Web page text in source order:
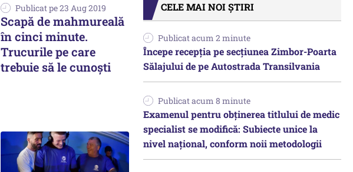
Publicat pe 23 Aug 2019
Scapă de mahmureală
în cinci minute.
Trucurile pe care
trebuie să le cunoşti
CELE MAI NOI ȘTIRI
Publicat acum 2 minute
Începe recepţia pe secţiunea Zimbor-Poarta
Sălajului de pe Autostrada Transilvania
Publicat acum 8 minute
Examenul pentru obținerea titlului de medic
specialist se modifică: Subiecte unice la
nivel național, conform noii metodologii